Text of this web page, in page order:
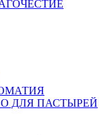
ДЛЯ ПАСТЫРЕЙ